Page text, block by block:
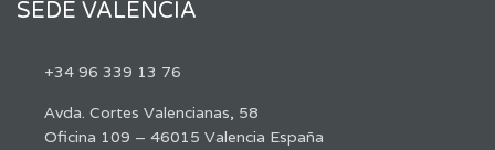
SEDE VALENCIA
+34 96 339 13 76
Avda. Cortes Valencianas, 58
Oficina 109 – 46015 Valencia España